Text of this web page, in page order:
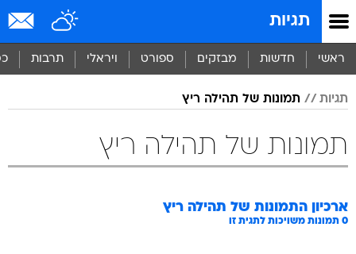
תגיות
ראשי חדשות מבזקים ספורט ויראלי תרבות
תגיות תמונות של תהילה ריץ
תמונות של תהילה ריץ
ארכיון התמונות של תהילה ריץ
0 תמונות משויכות לתגית זו